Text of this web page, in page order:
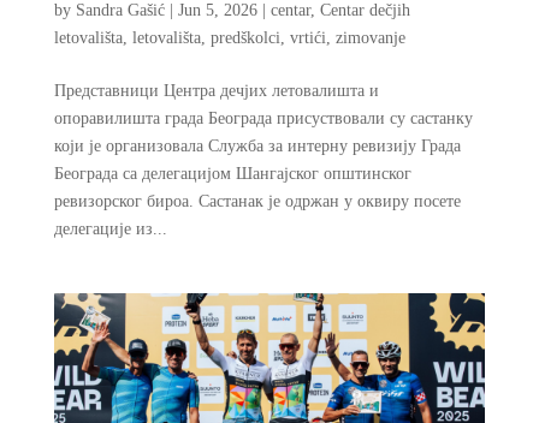
by Sandra Gašić| Jun 5, 2026| centar, Centar dečjih
letovališta, letovališta, predškolci, vrtići, zimovanje
Представници Центра дечјих летовалишта и
опоравилишта града Београда присуствовали су састанку
који је организовала Служба за интерну ревизију Града
Београда са делегацијом Шангајског општинског
ревизорског бироа. Састанак је одржан у оквиру посете
делегације из...